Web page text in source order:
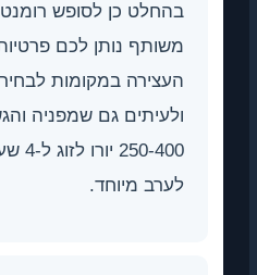
בהחלט כן לסופש
משותף נותן לכם
העצירה במקומות
ולעיתים גם שמפניה
250-
לערב מיוחד.